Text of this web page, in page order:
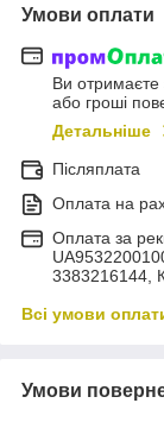
Умови оплати
Ви
або гроші
Детальніше
Післяплата
Оплата на
Оплата за
Всі умови
Умови